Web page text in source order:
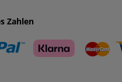
Zahlen